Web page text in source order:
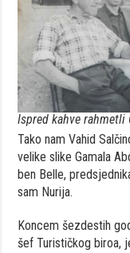
Ispred kahve rahmetli
Tako nam Vahid
velike slike Gamala
ben Belle,
sam Nurija.
Koncem šezdestih
šef Turističkog biroa,